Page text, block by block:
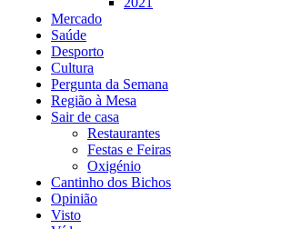
Mercado
Saúde
Desporto
Cultura
Pergunta da Semana
Região à Mesa
Sair de casa
Restaurantes
Festas e Feiras
Oxigénio
Cantinho dos Bichos
Opinião
Visto